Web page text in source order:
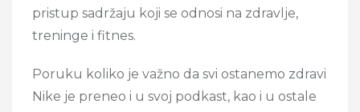
pristup sadržaju koji se odnosi na zdravlje,
treninge i fitnes.
Poruku koliko je važno da svi ostanemo zdravi
Nike je preneo i u svoj podkast, kao i u ostale